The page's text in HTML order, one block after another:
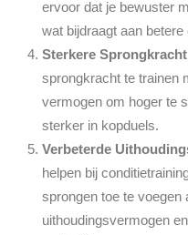
ervoor dat je bewuster
wat bijdraagt aan
Sterkere
sprongkracht te trainen
vermogen om hoger te
sterker in kopduels.
Verbeterde
helpen bij
sprongen toe te voegen
uithoudingsvermogen